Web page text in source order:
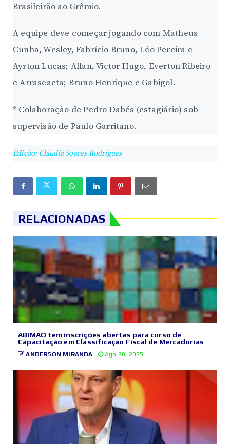
Brasileirão ao Grêmio.
A equipe deve começar jogando com Matheus
Cunha, Wesley, Fabrício Bruno, Léo Pereira e
Ayrton Lucas; Allan, Victor Hugo, Everton Ribeiro
e Arrascaeta; Bruno Henrique e Gabigol.
* Colaboração de Pedro Dabés (estagiário) sob
supervisão de Paulo Garritano.
Edição: Cláudia Soares Rodrigues
RELACIONADAS
ABIMAQ tem inscrições abertas para curso de
Capacitação em Classificação Fiscal de Mercadorias
ANDERSON MIRANDA Ago 20, 2025